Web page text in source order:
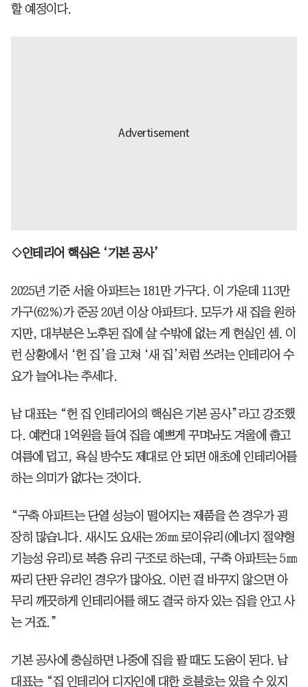
할 예정이다.
◇인테리어 핵심은 ‘기본 공사’
2025년 기준 서울 아파트는 181만 가구다. 이 가운데 113만
가구(62%)가 준공 20년 이상 아파트다. 모두가 새 집을 원하
지만, 대부분은 노후된 집에 살 수밖에 없는 게 현실인 셈. 이
런 상황에서 ‘헌 집’을 고쳐 ‘새 집’처럼 쓰려는 인테리어 수
요가 늘어나는 추세다.
남 대표는 “헌 집 인테리어의 핵심은 기본 공사”라고 강조했
다. 예컨대 1억원을 들여 집을 예쁘게 꾸며놔도 겨울에 춥고
여름에 덥고, 욕실 방수도 제대로 안 되면 애초에 인테리어를
하는 의미가 없다는 것이다.
“구축 아파트는 단열 성능이 떨어지는 제품을 쓴 경우가 굉
장히 많습니다. 새시도 요새는 26㎜ 로이유리(에너지 절약형
기능성 유리)로 복층 유리 구조로 하는데, 구축 아파트는 5㎜
짜리 단판 유리인 경우가 많아요. 이런 걸 바꾸지 않으면 아
무리 깨끗하게 인테리어를 해도 결국 하자 있는 집을 안고 사
는 거죠.”
기본 공사에 충실하면 나중에 집을 팔 때도 도움이 된다. 남
대표는 “집 인테리어 디자인에 대한 호불호는 있을 수 있지